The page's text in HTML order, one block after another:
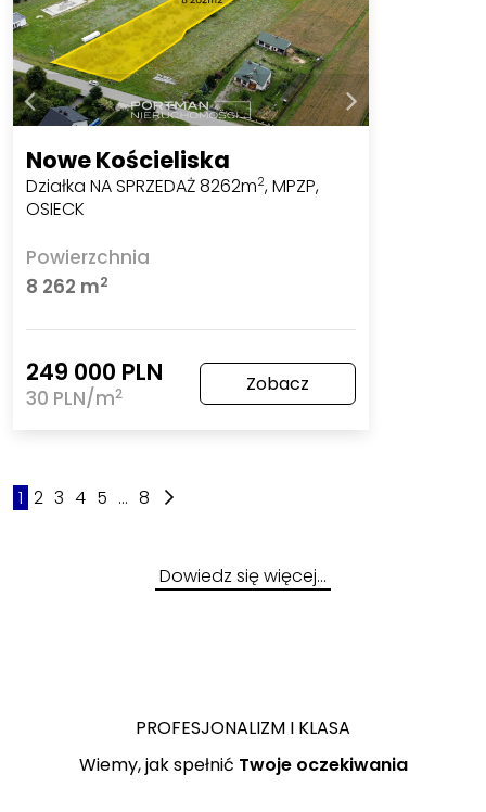
Nowe Kościeliska
Działka NA SPRZEDAŻ 8262m2, MPZP,
OSIECK
Powierzchnia
8 262 m2
249 000 PLN
30 PLN/m2 Zobacz
1 2 3 4 5 ... 8
Dowiedz się więcej…
PROFESJONALIZM I KLASA
Wiemy, jak spełnić Twoje oczekiwania